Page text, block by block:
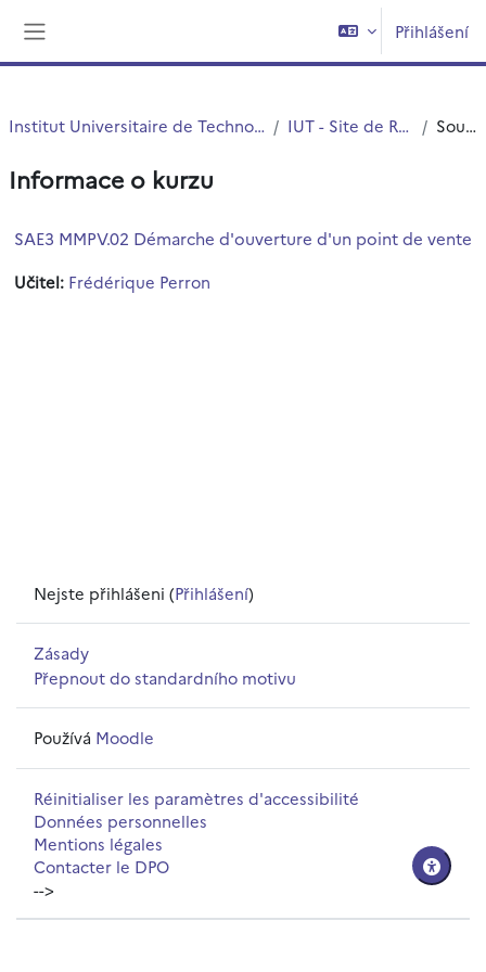
Přihlášení
Institut Universitaire de Technologie (IUT) IUT - Site de Roubaix Souhrn
Informace o kurzu
SAE3 MMPV.02 Démarche d'ouverture d'un point de vente
Učitel: Frédérique Perron
Nejste přihlášeni (Přihlášení)
Zásady
Přepnout do standardního motivu
Používá Moodle
Réinitialiser les paramètres d'accessibilité
Données personnelles
Mentions légales
Contacter le DPO
-->